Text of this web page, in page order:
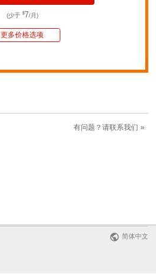
(少于 $7/月)
更多价格选项
有问题？请联系我们
简体中文